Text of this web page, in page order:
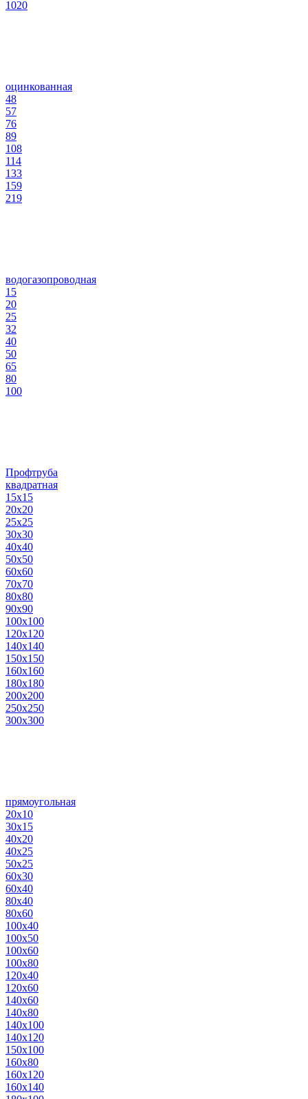
1020
оцинкованная
48
57
76
89
108
114
133
159
219
водогазопроводная
15
20
25
32
40
50
65
80
100
Профтруба
квадратная
15х15
20х20
25х25
30х30
40х40
50х50
60х60
70х70
80х80
90х90
100х100
120х120
140х140
150х150
160х160
180х180
200х200
250х250
300х300
прямоугольная
20х10
30х15
40х20
40х25
50х25
60х30
60х40
80х40
80х60
100х40
100х50
100х60
100х80
120х40
120х60
140х60
140х80
140х100
140х120
150х100
160х80
160х120
160х140